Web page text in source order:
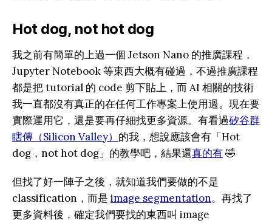
Hot dog, not hot dog
我之前有簡單的上過一個 Jetson Nano 的推廣課程，
Jupyter Notebook 等東西大概有碰過，不過推廣課程
都是把 tutorial 的 code 剪下貼上，而 AI 相關的技術
我一直都沒有真正的在任何工作專案上使用過。現在要
實際運用它，還是要再仔細找更多資源。有看過矽谷群
瞎傳（Silicon Valley） 的我，想說應該會有「Hot
dog，not hot dog」的教學吧，結果還真的有🤣
但找了好一陣子之後，就知道我們要做的不是
classification，而是 image segmentation。再找了
更多資料後，確定我們要找的東西叫 image